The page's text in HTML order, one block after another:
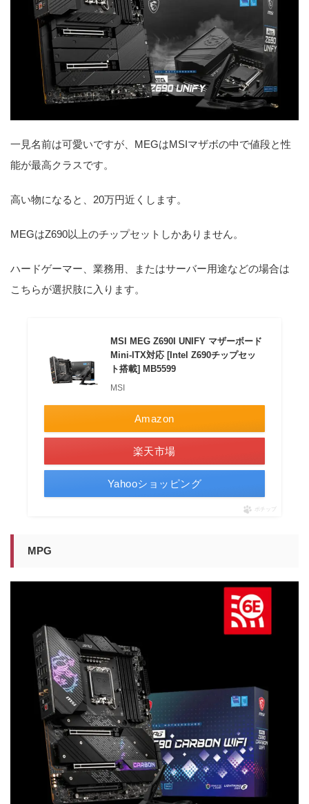
一見名前は可愛いですが、MEGはMSIマザボの中で値段と性
能が最高クラスです。
高い物になると、20万円近くします。
MEGはZ690以上のチップセットしかありません。
ハードゲーマー、業務用、またはサーバー用途などの場合は
こちらが選択肢に入ります。
MSI MEG Z690I UNIFY マザーボード
Mini-ITX対応 [Intel Z690チップセッ
ト搭載] MB5599
MSI
Amazon
楽天市場
Yahooショッピング
ポチップ
MPG